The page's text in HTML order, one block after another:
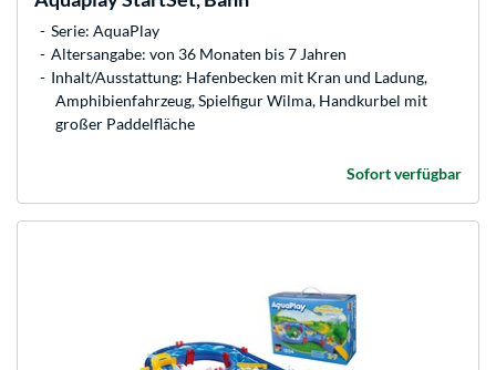
Serie: AquaPlay
Altersangabe: von 36 Monaten bis 7 Jahren
Inhalt/Ausstattung: Hafenbecken mit Kran und Ladung,
Amphibienfahrzeug, Spielfigur Wilma, Handkurbel mit
großer Paddelfläche
Sofort verfügbar